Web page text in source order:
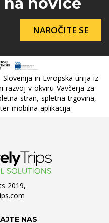
NAROČITE SE
in Evropska unija iz
razvoj v okviru Vavčerja za
stran, spletna trgovina,
mobilna aplikacija.
2019,
NAS